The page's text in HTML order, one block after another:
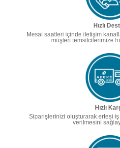
Hızlı
Mesai saatleri içinde iletişim
müşteri temsilcilerimize
Hızlı
Siparişlerinizi oluşturarak ertesi
verilmesini